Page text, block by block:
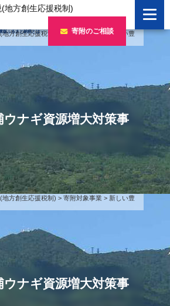
地方創生応援税制)
版ふるさと納税とは 寄附のご相談
とは
材派遣型)
様
介
る事業
する事業
する事業
する事業
つのチャレンジ
業様
覧
覧
覧
覧
方創生応援税制) >寄附対象事業>新しい豊
ウナギ資源増大対策事
方創生応援税制) > 寄附対象事業> 新しい豊
ウナギ資源増大対策事